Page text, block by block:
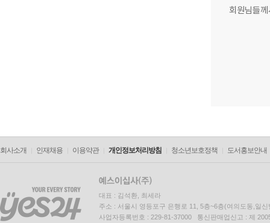
회원님들
회사소개 인재채용 이용약관 개인정보처리방침 청소년보호정책 도서홍보안내
대표 : 김석환, 최세라
주소 : 서울시 영등포구 은행로 11, 5층~6층(여의도동,일신
사업자등록번호 : 229-81-37000 통신판매업신고 : 제